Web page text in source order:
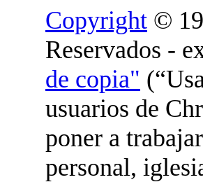
Copyright ©
Reservados -
de copia"
usuarios de
poner a
personal,